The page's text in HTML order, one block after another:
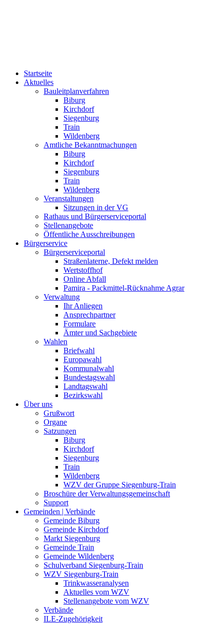
Startseite
Aktuelles
Bauleitplanverfahren
Biburg
Kirchdorf
Siegenburg
Train
Wildenberg
Amtliche Bekanntmachungen
Biburg
Kirchdorf
Siegenburg
Train
Wildenberg
Veranstaltungen
Sitzungen in der VG
Rathaus und Bürgerserviceportal
Stellenangebote
Öffentliche Ausschreibungen
Bürgerservice
Bürgerserviceportal
Straßenlaterne, Defekt melden
Wertstoffhof
Online Abfall
Pamira - Packmittel-Rücknahme Agrar
Verwaltung
Ihr Anliegen
Ansprechpartner
Formulare
Ämter und Sachgebiete
Wahlen
Briefwahl
Europawahl
Kommunalwahl
Bundestagswahl
Landtagswahl
Bezirkswahl
Über uns
Grußwort
Organe
Satzungen
Biburg
Kirchdorf
Siegenburg
Train
Wildenberg
WZV der Gruppe Siegenburg-Train
Broschüre der Verwaltungsgemeinschaft
Support
Gemeinden | Verbände
Gemeinde Biburg
Gemeinde Kirchdorf
Markt Siegenburg
Gemeinde Train
Gemeinde Wildenberg
Schulverband Siegenburg-Train
WZV Siegenburg-Train
Trinkwasseranalysen
Aktuelles vom WZV
Stellenangebote vom WZV
Verbände
ILE-Zugehörigkeit